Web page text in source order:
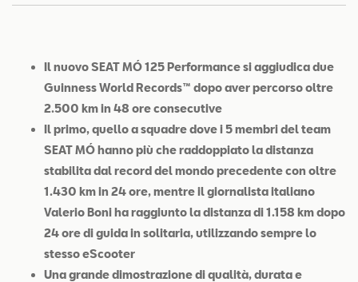
Contatti
Il nuovo SEAT MÓ 125 Performance si aggiudica due
Guinness World Records™ dopo aver percorso oltre
2.500 km in 48 ore consecutive
Il primo, quello a squadre dove i 5 membri del team
SEAT MÓ hanno più che raddoppiato la distanza
stabilita dal record del mondo precedente con oltre
1.430 km in 24 ore, mentre il giornalista italiano
Valerio Boni ha raggiunto la distanza di 1.158 km dopo
24 ore di guida in solitaria, utilizzando sempre lo
stesso eScooter
Una grande dimostrazione di qualità, durata e